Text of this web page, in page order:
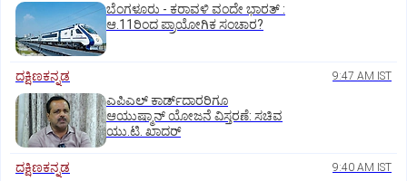
ಬೆಂಗಳೂರು - ಕರಾವಳಿ ವಂದೇ ಭಾರತ್‌ :
ಆ.11ರಿಂದ ಪ್ರಾಯೋಗಿಕ ಸಂಚಾರ?
ದಕ್ಷಿಣಕನ್ನಡ 9:47 AM IST
ಎಪಿಎಲ್‌ ಕಾರ್ಡ್‌ದಾರರಿಗೂ
ಆಯುಷ್ಮಾನ್‌ ಯೋಜನೆ ವಿಸ್ತರಣೆ: ಸಚಿವ
ಯು.ಟಿ. ಖಾದರ್
ದಕ್ಷಿಣಕನ್ನಡ 9:40 AM IST